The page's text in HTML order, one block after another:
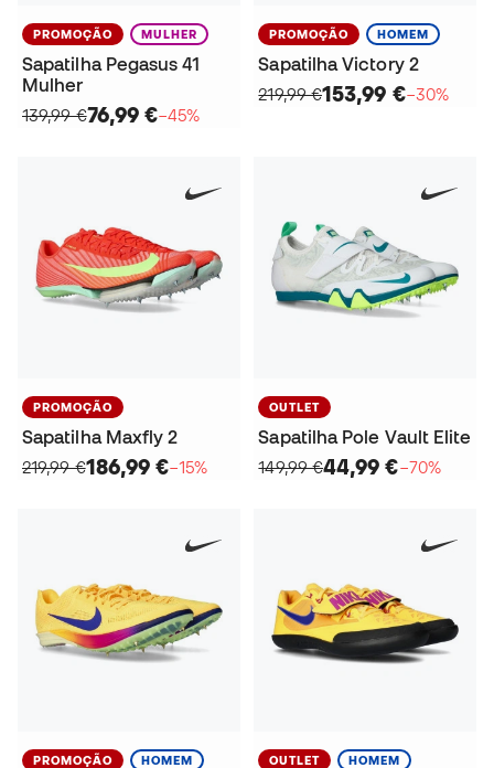
PROMOÇÃO MULHER
Sapatilha Pegasus 41
Mulher
139,99 €76,99 €−45%
PROMOÇÃO HOMEM
Sapatilha Victory 2
219,99 €153,99 €−30%
PROMOÇÃO
Sapatilha Maxfly 2
219,99 €186,99 €−15%
OUTLET
Sapatilha Pole Vault Elite
149,99 €44,99 €−70%
PROMOÇÃO HOMEM OUTLET HOMEM